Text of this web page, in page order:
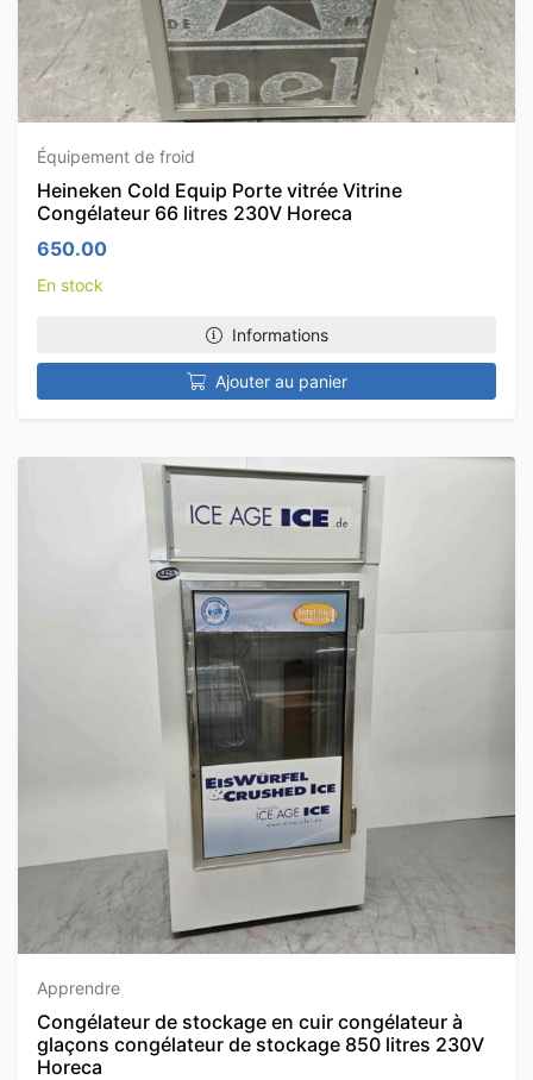
Équipement de froid
Heineken Cold Equip Porte vitrée Vitrine
Congélateur 66 litres 230V Horeca
650.00
En stock
Informations
Ajouter au panier
Apprendre
Congélateur de stockage en cuir congélateur à
glaçons congélateur de stockage 850 litres 230V
Horeca